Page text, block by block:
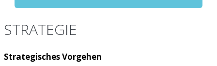
STRATEGIE
Strategisches Vorgehen